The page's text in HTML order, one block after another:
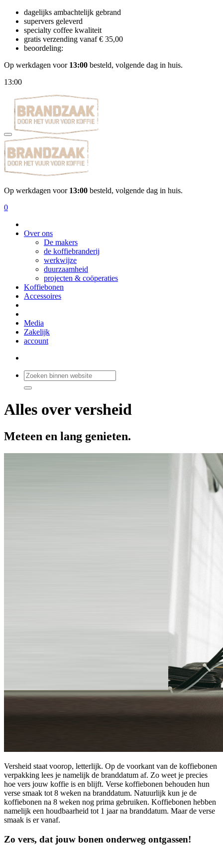
dagelijks ambachtelijk gebrand
supervers geleverd
specialty coffee kwaliteit
gratis verzending vanaf € 35,00
beoordeling:
Op werkdagen voor 13:00 besteld, volgende dag in huis.
13:00
Op werkdagen voor 13:00 besteld, volgende dag in huis.
0
Over ons
De makers
de koffiebranderij
werkwijze
duurzaamheid
projecten & coöperaties
Koffiebonen
Accessoires
Media
Zakelijk
account
Alles over versheid
Meteen en lang genieten.
Versheid staat voorop, letterlijk. Op de voorkant van de koffiebonen
verpakking lees je namelijk de branddatum af. Zo weet je precies
hoe vers jouw koffie is en blijft. Verse koffiebonen behouden hun
verse smaak tot 8 weken na branddatum. Natuurlijk kun je de
koffiebonen na 8 weken nog prima gebruiken. Koffiebonen hebben
namelijk een houdbaarheid tot 1 jaar na branddatum. Maar de verse
smaak is er vanaf.
Zo vers, dat jouw bonen onderweg ontgassen!